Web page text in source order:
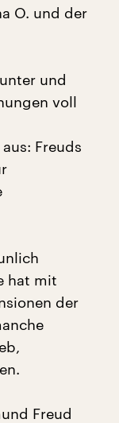
O. und der
und
voll
Freuds
hat mit
der
Freud